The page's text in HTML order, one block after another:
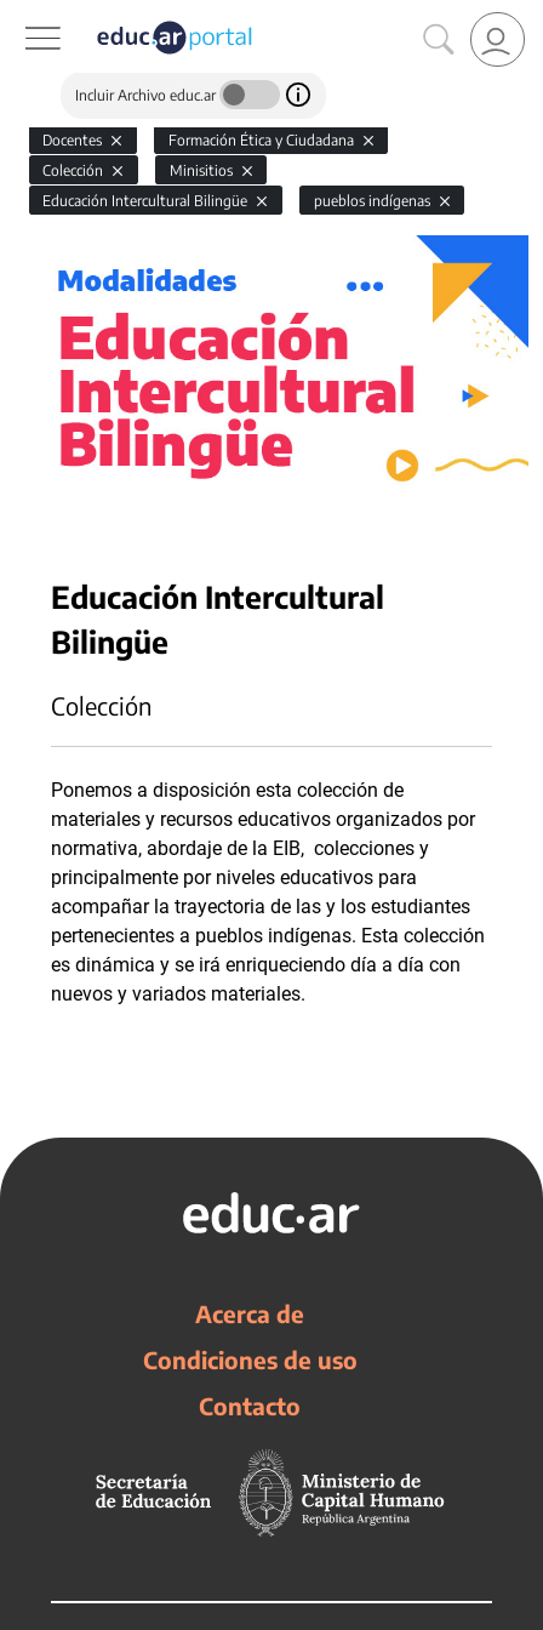
Incluir Archivo educ.ar
Docentes
Formación Ética y Ciudadana
Colección
Minisitios
Educación Intercultural Bilingüe
pueblos indígenas
Educación Intercultural
Bilingüe
Colección
Ponemos a disposición esta colección de
materiales y recursos educativos organizados por
normativa, abordaje de la EIB, colecciones y
principalmente por niveles educativos para
acompañar la trayectoria de las y los estudiantes
pertenecientes a pueblos indígenas. Esta colección
es dinámica y se irá enriqueciendo día a día con
nuevos y variados materiales.
Acerca de
Condiciones de uso
Contacto